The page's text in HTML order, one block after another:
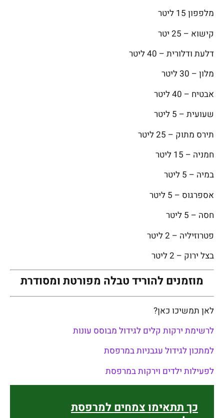
מלפפון 15 ליטר
קישוא – 25 יטר
דלעת ודלורית – 40 ליטר
מלון – 30 ליטר
אבטיח – 40 ליטר
שעועית – 5 ליטר
תירס מתוק – 25 ליטר
חמניה – 15 ליטר
במיה – 5 ליטר
אספרגוס – 5 ליטר
חסה – 5 ליטר
פטרוזיליה – 2 ליטר
בצל ירוק – 2 ליטר
מוזמנים להוריד טבלה מפורטת ומסודרת
לאן תמשיכו כאן?
לרשימת ירקות קלים לגידול מבוסס עונות
למתכון לגידול עגבניות במרפסת
לפעילות ילדים וירקות במרפסת
כך תתאימו צמחים למרפסת